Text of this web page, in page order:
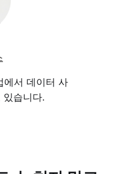
에서 데이터 사
있습니다.